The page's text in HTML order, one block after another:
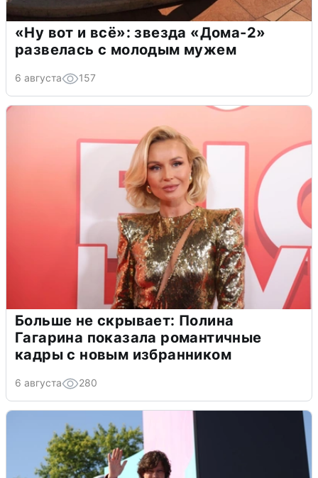
«Ну вот и всё»: звезда «Дома-2»
развелась с молодым мужем
6 августа 157
Больше не скрывает: Полина
Гагарина показала романтичные
кадры с новым избранником
6 августа 280